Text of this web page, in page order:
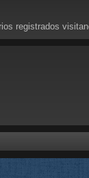
registrados